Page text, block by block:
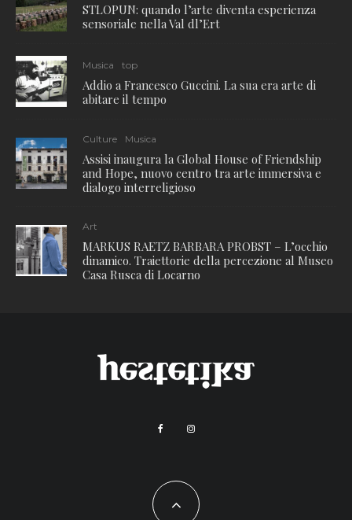
STLOPUN: quando l’arte diventa esperienza
sensoriale nella Val dl’Ert
Musica top
Addio a Francesco Guccini. La sua era arte di
abitare il tempo
Culture Musica
Assisi inaugura la Global House of Friendship
and Hope, nuovo centro tra arte immersiva e
dialogo interreligioso
Art
MARKUS RAETZ BARBARA PROBST – L’occhio
dinamico. Traiettorie della percezione al Museo
Casa Rusca di Locarno